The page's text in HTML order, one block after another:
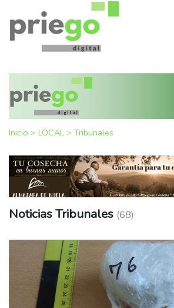
Inicio > LOCAL > Tribunales
Noticias Tribunales (68)